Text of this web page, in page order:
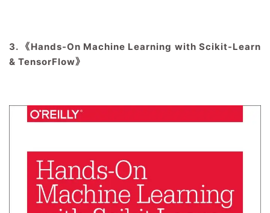
3. 《Hands-On Machine Learning with Scikit-Learn
& TensorFlow》